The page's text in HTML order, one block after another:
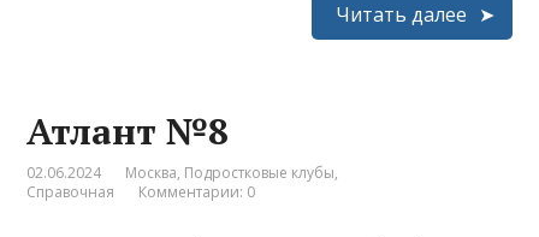
Читать далее
Атлант №8
02.06.2024 Москва, Подростковые клубы,
Справочная
Комментарии: 0